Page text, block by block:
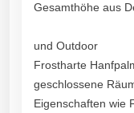
Gesamthöhe aus
Frosthart
und Outdoor
Frostharte
geschlossene
Eigenschaften wie